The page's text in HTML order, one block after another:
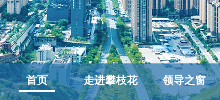
首页 走进攀枝花 领导之窗